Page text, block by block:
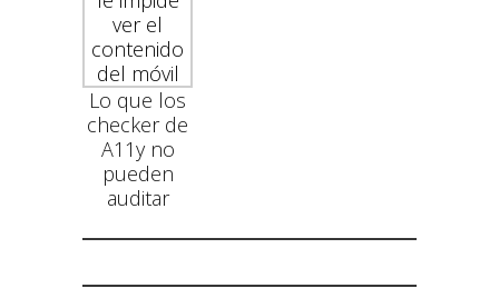
Lo que los
check­er de
A11y no
pueden
audi­tar